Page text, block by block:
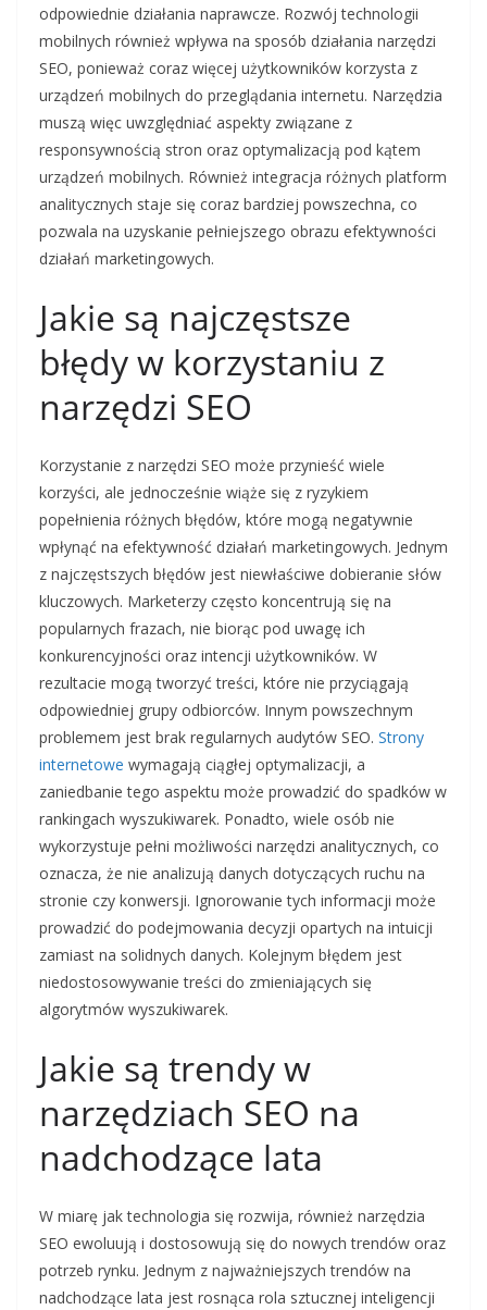
odpowiednie działania naprawcze. Rozwój technologii
mobilnych również wpływa na sposób działania narzędzi
SEO, ponieważ coraz więcej użytkowników korzysta z
urządzeń mobilnych do przeglądania internetu. Narzędzia
muszą więc uwzględniać aspekty związane z
responsywnością stron oraz optymalizacją pod kątem
urządzeń mobilnych. Również integracja różnych platform
analitycznych staje się coraz bardziej powszechna, co
pozwala na uzyskanie pełniejszego obrazu efektywności
działań marketingowych.
Jakie są najczęstsze
błędy w korzystaniu z
narzędzi SEO
Korzystanie z narzędzi SEO może przynieść wiele
korzyści, ale jednocześnie wiąże się z ryzykiem
popełnienia różnych błędów, które mogą negatywnie
wpłynąć na efektywność działań marketingowych. Jednym
z najczęstszych błędów jest niewłaściwe dobieranie słów
kluczowych. Marketerzy często koncentrują się na
popularnych frazach, nie biorąc pod uwagę ich
konkurencyjności oraz intencji użytkowników. W
rezultacie mogą tworzyć treści, które nie przyciągają
odpowiedniej grupy odbiorców. Innym powszechnym
problemem jest brak regularnych audytów SEO. Strony
internetowe wymagają ciągłej optymalizacji, a
zaniedbanie tego aspektu może prowadzić do spadków w
rankingach wyszukiwarek. Ponadto, wiele osób nie
wykorzystuje pełni możliwości narzędzi analitycznych, co
oznacza, że nie analizują danych dotyczących ruchu na
stronie czy konwersji. Ignorowanie tych informacji może
prowadzić do podejmowania decyzji opartych na intuicji
zamiast na solidnych danych. Kolejnym błędem jest
niedostosowywanie treści do zmieniających się
algorytmów wyszukiwarek.
Jakie są trendy w
narzędziach SEO na
nadchodzące lata
W miarę jak technologia się rozwija, również narzędzia
SEO ewoluują i dostosowują się do nowych trendów oraz
potrzeb rynku. Jednym z najważniejszych trendów na
nadchodzące lata jest rosnąca rola sztucznej inteligencji